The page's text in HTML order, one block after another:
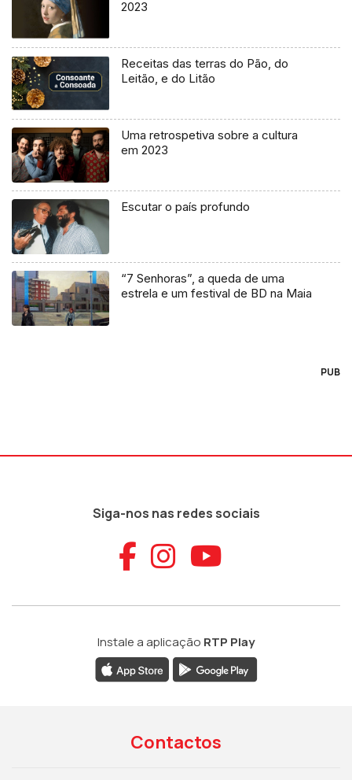
2023
Receitas das terras do Pão, do
Leitão, e do Litão
Uma retrospetiva sobre a cultura
em 2023
Escutar o país profundo
“7 Senhoras”, a queda de uma
estrela e um festival de BD na Maia
PUB
Siga-nos nas redes sociais
Aceder ao
Aceder ao
Aceder
Instale a aplicação RTP Play
Contactos